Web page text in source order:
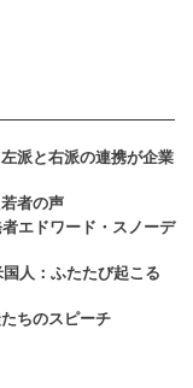
派と右派の連携が企業
者の声
エドワード・スノーデ
人：ふたたび起こる
ちのスピーチ